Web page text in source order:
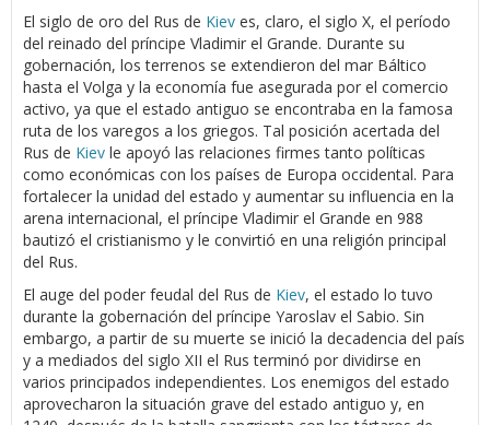
El siglo de oro del Rus de Kiev es, claro, el siglo X, el período
del reinado del príncipe Vladimir el Grande. Durante su
gobernación, los terrenos se extendieron del mar Báltico
hasta el Volga y la economía fue asegurada por el comercio
activo, ya que el estado antiguo se encontraba en la famosa
ruta de los varegos a los griegos. Tal posición acertada del
Rus de Kiev le apoyó las relaciones firmes tanto políticas
como económicas con los países de Europa occidental. Para
fortalecer la unidad del estado y aumentar su influencia en la
arena internacional, el príncipe Vladimir el Grande en 988
bautizó el cristianismo y le convirtió en una religión principal
del Rus.
El auge del poder feudal del Rus de Kiev, el estado lo tuvo
durante la gobernación del príncipe Yaroslav el Sabio. Sin
embargo, a partir de su muerte se inició la decadencia del país
y a mediados del siglo XII el Rus terminó por dividirse en
varios principados independientes. Los enemigos del estado
aprovecharon la situación grave del estado antiguo y, en